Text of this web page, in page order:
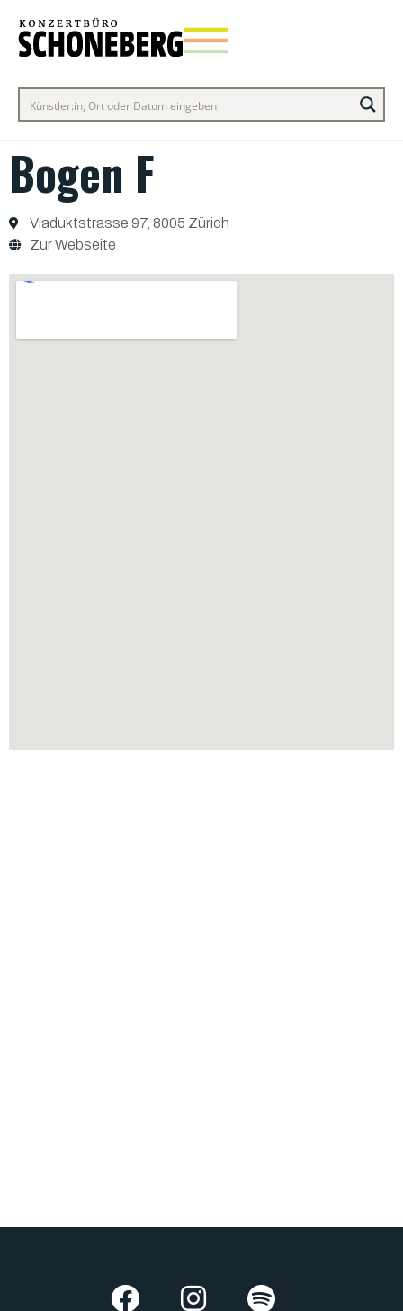
Bogen F
Viaduktstrasse 97, 8005 Zürich
Zur Webseite